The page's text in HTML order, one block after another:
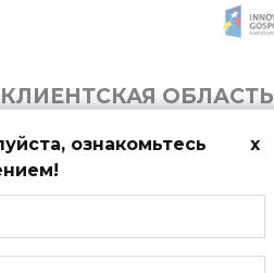
КЛИЕНТСКАЯ ОБЛАСТЬ
ПОДДЕРЖКА
ознакомьтесь
x